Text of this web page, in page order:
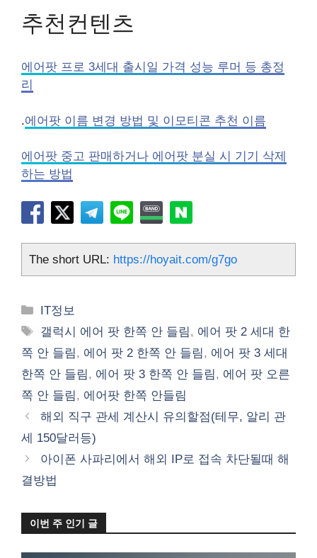
추천컨텐츠
에어팟 프로 3세대 출시일 가격 성능 루머 등 총정
리
.에어팟 이름 변경 방법 및 이모티콘 추천 이름
에어팟 중고 판매하거나 에어팟 분실 시 기기 삭제
하는 방법
The short URL: https://hoyait.com/g7go
카
테
리
IT정보
태
그
갤럭시 에어 팟 한쪽 안 들림, 에어 팟 2 세대 한
쪽 안 들림, 에어 팟 2 한쪽 안 들림, 에어 팟 3 세대
한쪽 안 들림, 에어 팟 3 한쪽 안 들림, 에어 팟 오른
쪽 안 들림, 에어팟 한쪽 안들림
해외 직구 관세 계산시 유의할점(테무, 알리 관
세 150달러등)
아이폰 사파리에서 해외 IP로 접속 차단될때 해
결방법
이번 주 인기 글